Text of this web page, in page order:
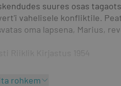
suures osas
vahelisele konfliktile.
oma lapsena, Marius,
Riiklik Kirjastus 1954
rohkem